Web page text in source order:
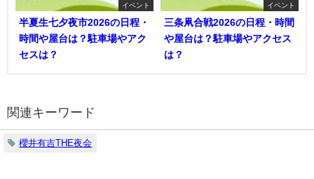
イベント
半夏生七夕夜市2026の日程・
時間や屋台は？駐車場やアク
セスは？
イベント
三条凧合戦2026の日程・時間
や屋台は？駐車場やアクセス
は？
関連キーワード
櫻井有吉THE夜会